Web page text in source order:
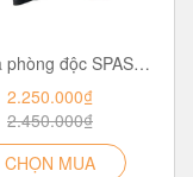
Mặt nạ phòng độc SPASCIANI TR2002
2.250.000₫
2.450.000₫
CHỌN MUA